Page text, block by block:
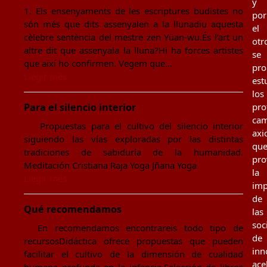
1. Els ensenyaments de les escriptures budistes no
són més que dits assenyalen a la llunadiu aquesta
cèlebre sentència del mestre zen Yüan-wu.És l’art un
altre dit que assenyala la lluna?Hi ha forces artistes
que així ho confirmen. Vegem que…
Para el silencio interior
Propuestas para el cultivo del silencio interior
siguiendo las vías exploradas por las distintas
tradiciones de sabiduría de la humanidad.
Meditación Cristiana Raja Yoga Jñana Yoga
Qué recomendamos
En recomendamos encontrareis todo tipo de
recursosDidáctica ofrece propuestas que pueden
facilitar el cultivo de la dimensión de cualidad
por
el
se
los
que
la
de
las
de